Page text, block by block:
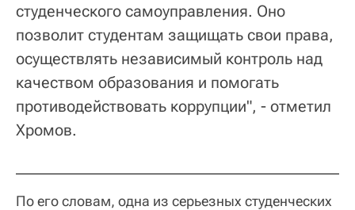
студенческого самоуправления. Оно
позволит студентам защищать свои права,
осуществлять независимый контроль над
качеством образования и помогать
противодействовать коррупции", - отметил
Хромов.
По его словам, одна из серьезных студенческих